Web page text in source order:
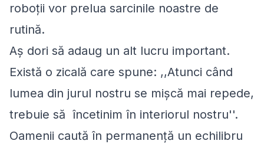
roboţii vor prelua sarcinile noastre de
rutină.
Aş dori să adaug un alt lucru important.
Există o zicală care spune: ,,Atunci când
lumea din jurul nostru se mișcă mai repede,
trebuie să încetinim în interiorul nostru''.
Oamenii caută în permanenţă un echilibru